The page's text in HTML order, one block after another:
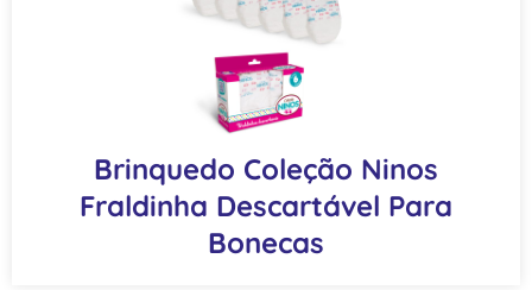
Brinquedo Coleção Ninos
Fraldinha Descartável Para
Bonecas